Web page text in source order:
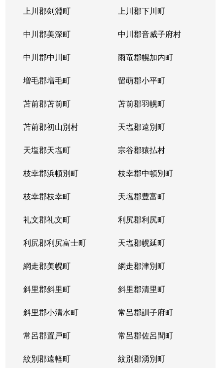
上川郡剣淵町 上川郡下川町
中川郡美深町 中川郡音威子府村
中川郡中川町 雨竜郡幌加内町
増毛郡増毛町 留萌郡小平町
苫前郡苫前町 苫前郡羽幌町
苫前郡初山別村 天塩郡遠別町
天塩郡天塩町 宗谷郡猿払村
枝幸郡浜頓別町 枝幸郡中頓別町
枝幸郡枝幸町 天塩郡豊富町
礼文郡礼文町 利尻郡利尻町
利尻郡利尻富士町 天塩郡幌延町
網走郡美幌町 網走郡津別町
斜里郡斜里町 斜里郡清里町
斜里郡小清水町 常呂郡訓子府町
常呂郡置戸町 常呂郡佐呂間町
紋別郡遠軽町 紋別郡湧別町